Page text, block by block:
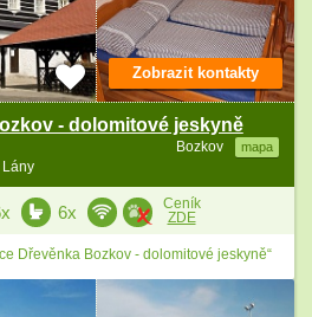
- dolomitové jeskyně
Bozkov mapa
Lány
Zobrazit kontakty
6x
Ceník
ZDE
Dřevěnka Bozkov - dolomitové jeskyně“